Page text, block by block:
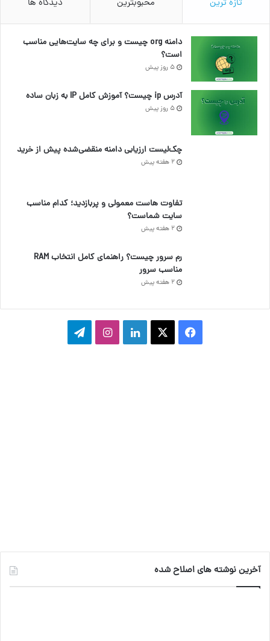
تازه ترین محبوبترین دیدگاه ها
دامنه org چیست و برای چه سایت‌هایی مناسب
است؟
5 روز پیش
آدرس ip چیست؟ آموزش کامل IP به زبان ساده
5 روز پیش
چک‌لیست ارزیابی دامنه منقضی‌شده پیش از خرید
2 هفته پیش
تفاوت هاست معمولی و پربازدید؛ کدام مناسب
سایت شماست؟
2 هفته پیش
رم سرور چیست؟ راهنمای کامل انتخاب RAM
مناسب سرور
2 هفته پیش
م
آخرین نوشته های اصلاح شده